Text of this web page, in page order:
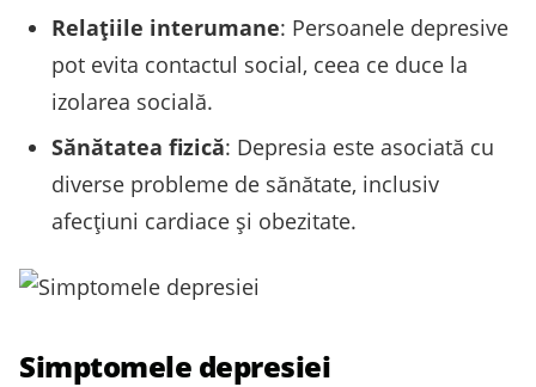
Relațiile interumane: Persoanele depresive
pot evita contactul social, ceea ce duce la
izolarea socială.
Sănătatea fizică: Depresia este asociată cu
diverse probleme de sănătate, inclusiv
afecțiuni cardiace și obezitate.
Simptomele depresiei